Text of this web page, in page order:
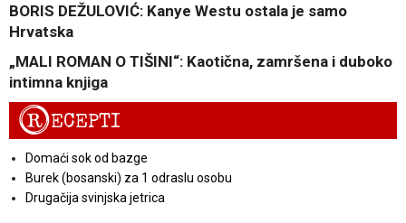
BORIS DEŽULOVIĆ: Kanye Westu ostala je samo
Hrvatska
„MALI ROMAN O TIŠINI“: Kaotična, zamršena i duboko
intimna knjiga
RECEPTI
Domaći sok od bazge
Burek (bosanski) za 1 odraslu osobu
Drugačija svinjska jetrica